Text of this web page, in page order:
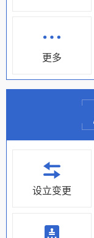
更多
设立变更